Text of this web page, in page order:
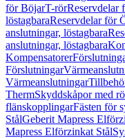
för BöjarT-rörReservdelar
löstagbaraReservdelar för
anslutningar, löstagbara
anslutningar, löstagbara
Kompensatorer
Förslutningar
Värmeanslutningar
ThermSkyddskåpor med
flänskopplingarFästen för
StålGeberit Mapress
Mapress Elförzinkat Stål